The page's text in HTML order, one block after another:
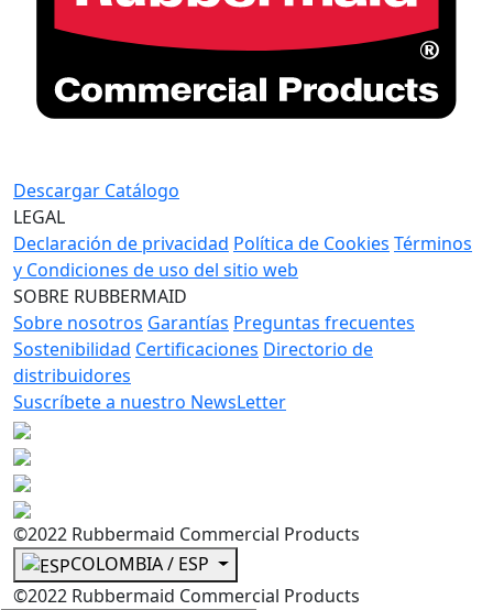
Descargar Catálogo
LEGAL
Declaración de privacidad Política de Cookies Términos
y Condiciones de uso del sitio web
SOBRE RUBBERMAID
Sobre nosotros Garantías Preguntas frecuentes
Sostenibilidad Certificaciones Directorio de
distribuidores
Suscríbete a nuestro NewsLetter
©2022 Rubbermaid Commercial Products
COLOMBIA / ESP
©2022 Rubbermaid Commercial Products